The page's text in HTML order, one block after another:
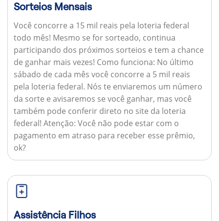
Sorteios Mensais
Você concorre a 15 mil reais pela loteria federal
todo mês! Mesmo se for sorteado, continua
participando dos próximos sorteios e tem a chance
de ganhar mais vezes! Como funciona: No último
sábado de cada mês você concorre a 5 mil reais
pela loteria federal. Nós te enviaremos um número
da sorte e avisaremos se você ganhar, mas você
também pode conferir direto no site da loteria
federal! Atenção: Você não pode estar com o
pagamento em atraso para receber esse prêmio,
ok?
Assistência Filhos